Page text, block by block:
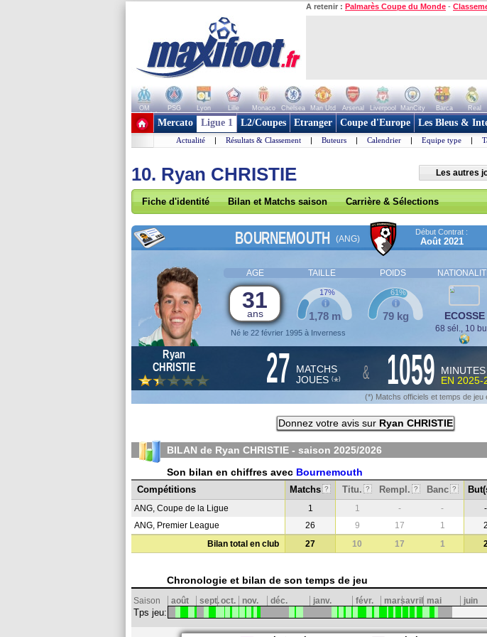
A retenir : Palmarès Coupe du Monde -
OM PSG Lyon Lille Monaco Chelsea Man Utd Arsenal Liverpool ManCity Barca Real
+ de clubs
Mercato Ligue 1 L2/Coupes Etranger Coupe d'Europe Les Bleus &
Actualité | Résultats & Classement | Buteurs | Calendrier | Equipe type |
10. Ryan CHRISTIE Les autres
Fiche d'identité Bilan et Matchs saison Carrière & Sélections
BOURNEMOUTH (ANG)
Début Contrat :
Août 2021
AGE TAILLE POIDS
31
ans
Né le 22 février 1995 à Inverness
1,78 m
17%
79 kg
61%
ECOSSE
68 sél., 10
Ryan
CHRISTIE
27 MATCHS
JOUES (*) & 1059
MINUTES
EN 2025-
(*) Matchs officiels et temps de
Donnez votre avis sur Ryan CHRISTIE
BILAN de Ryan CHRISTIE - saison 2025/2026
Son bilan en chiffres avec Bournemouth
Compétitions
Matchs ? Titu. ? Rempl. ? Banc ?
ANG, Coupe de la Ligue 1 1 - - -
ANG, Premier League
26 9 17 1 2
Bilan total en club
27 10 17 1
Chronologie et bilan de son temps de jeu
Saison août sept.oct. nov. déc. janv. févr. marsavril mai juin
Tps jeu: